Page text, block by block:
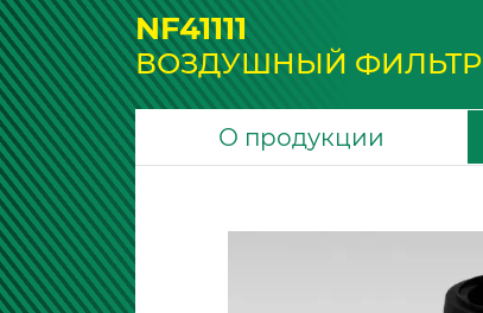
NF41111
ВОЗДУШНЫЙ ФИЛЬТР
О продукции